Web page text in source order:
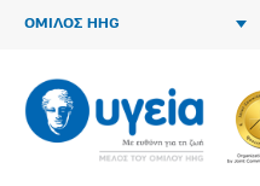
ΟΜΙΛΟΣ HHG